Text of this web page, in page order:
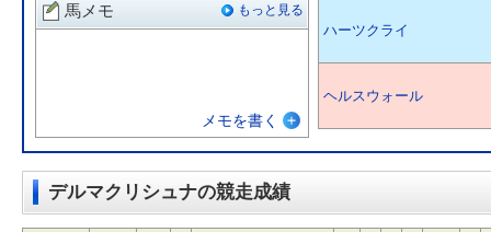
馬メモ もっと見る
メモを書く
ハーツクライ
ヘルスウォール
デルマクリシュナの競走成績